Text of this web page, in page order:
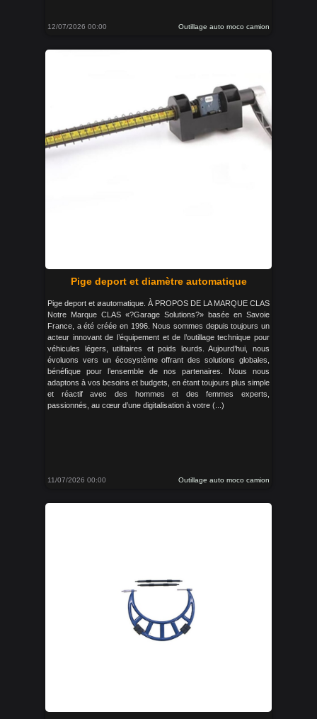
12/07/2026 00:00 Outillage auto moco camion
Pige deport et diamètre automatique
Pige deport et øautomatique. À PROPOS DE LA MARQUE CLAS
Notre Marque CLAS «?Garage Solutions?» basée en Savoie
France, a été créée en 1996. Nous sommes depuis toujours un
acteur innovant de l’équipement et de l’outillage technique pour
véhicules légers, utilitaires et poids lourds. Aujourd’hui, nous
évoluons vers un écosystème offrant des solutions globales,
bénéfique pour l’ensemble de nos partenaires. Nous nous
adaptons à vos besoins et budgets, en étant toujours plus simple
et réactif avec des hommes et des femmes experts,
passionnés, au cœur d’une digitalisation à votre (...)
11/07/2026 00:00 Outillage auto moco camion